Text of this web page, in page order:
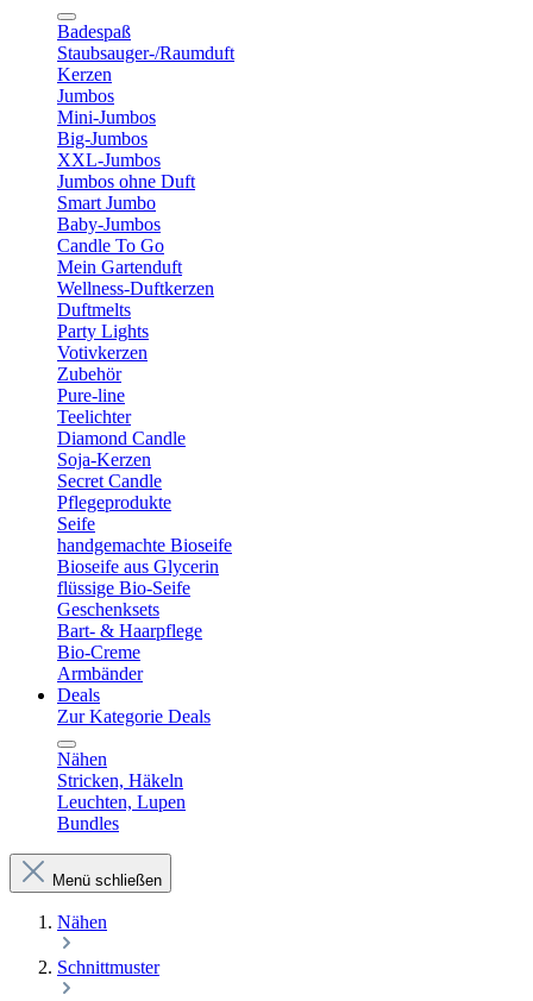
Badespaß
Staubsauger-/Raumduft
Kerzen
Jumbos
Mini-Jumbos
Big-Jumbos
XXL-Jumbos
Jumbos ohne Duft
Smart Jumbo
Baby-Jumbos
Candle To Go
Mein Gartenduft
Wellness-Duftkerzen
Duftmelts
Party Lights
Votivkerzen
Zubehör
Pure-line
Teelichter
Diamond Candle
Soja-Kerzen
Secret Candle
Pflegeprodukte
Seife
handgemachte Bioseife
Bioseife aus Glycerin
flüssige Bio-Seife
Geschenksets
Bart- & Haarpflege
Bio-Creme
Armbänder
Deals
Zur Kategorie Deals
Nähen
Stricken, Häkeln
Leuchten, Lupen
Bundles
Menü schließen
Nähen
Schnittmuster